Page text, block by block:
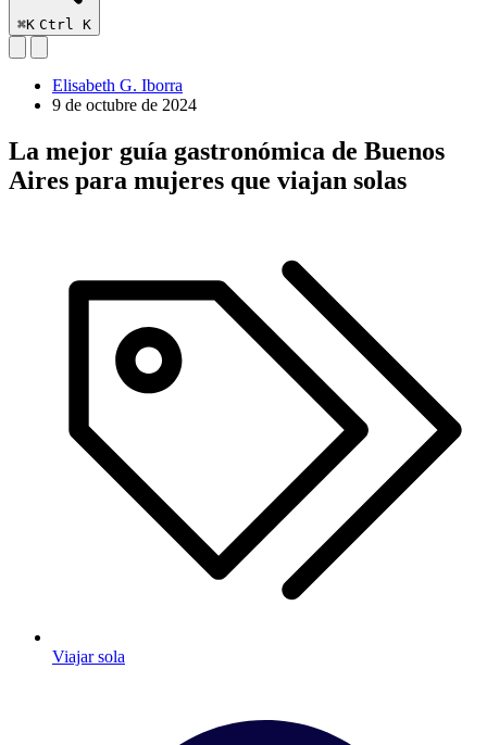
⌘K Ctrl K
Elisabeth G. Iborra
9 de octubre de 2024
La mejor guía gastronómica de Buenos
Aires para mujeres que viajan solas
Viajar sola